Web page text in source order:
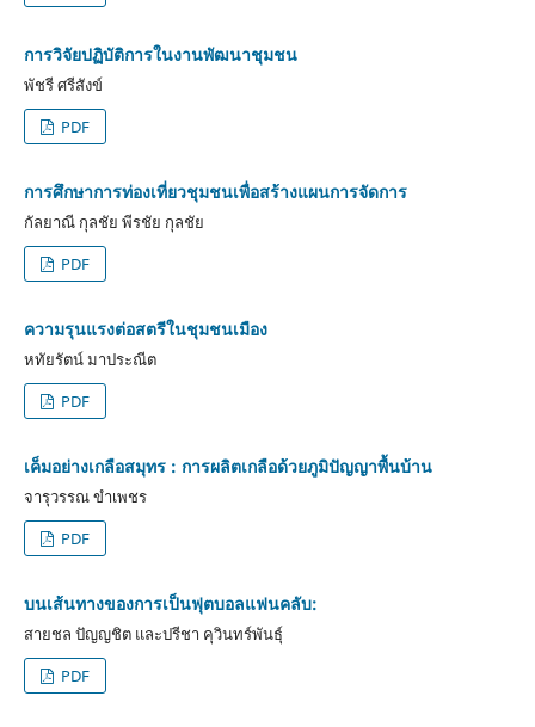
การวิจัยปฏิบัติการในงานพัฒนาชุมชน
พัชรี ศรีสังข์
PDF
การศึกษาการท่องเที่ยวชุมชนเพื่อสร้างแผนการจัดการ
กัลยาณี กุลชัย พีรชัย กุลชัย
PDF
ความรุนแรงต่อสตรีในชุมชนเมือง
หทัยรัตน์ มาประณีต
PDF
เค็มอย่างเกลือสมุทร : การผลิตเกลือด้วยภูมิปัญญาพื้นบ้าน
จารุวรรณ ขำเพชร
PDF
บนเส้นทางของการเป็นฟุตบอลแฟนคลับ:
สายชล ปัญญชิต และปรีชา คุวินทร์พันธุ์
PDF